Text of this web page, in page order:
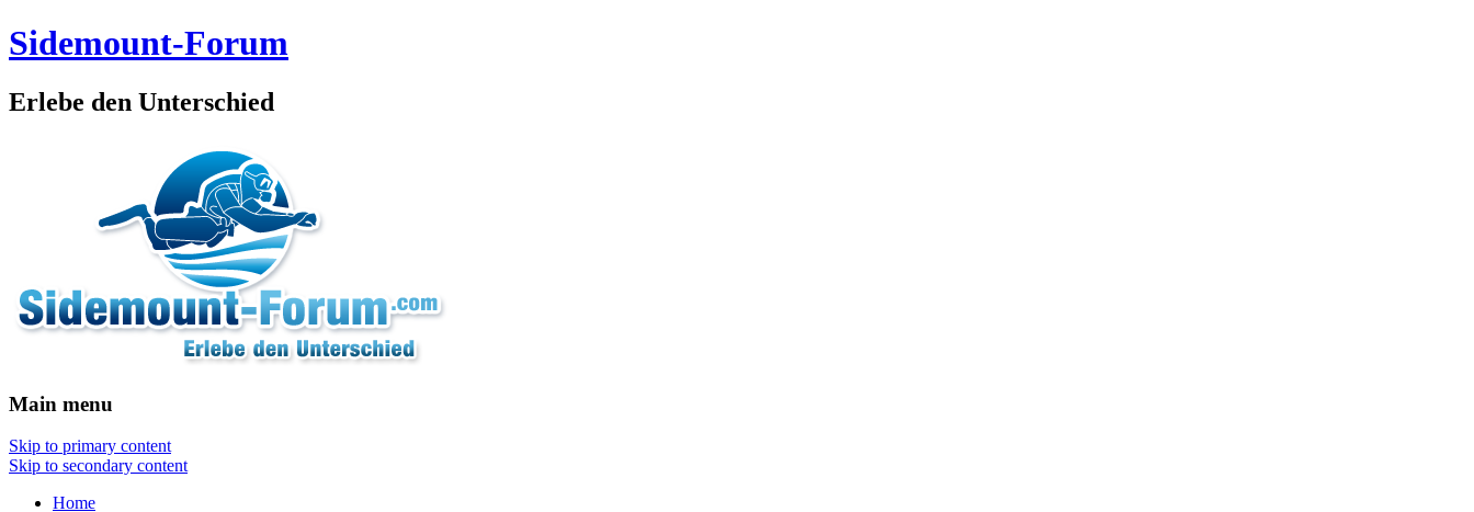
Sidemount-Forum
Erlebe den Unterschied
Main menu
Skip to primary content
Skip to secondary content
Home